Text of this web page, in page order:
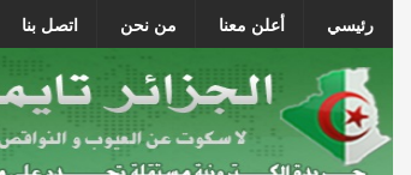
رئيسي أعلن معنا من نحن اتصل بنا